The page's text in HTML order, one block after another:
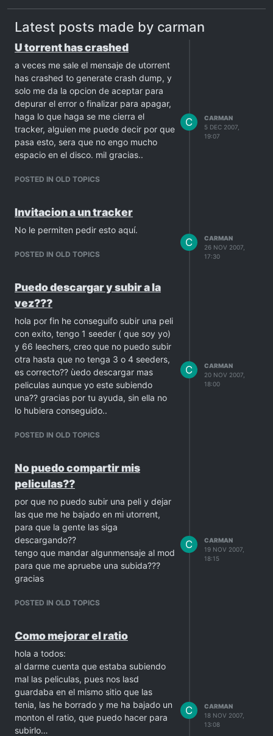
Latest posts made by carman
U torrent has crashed
a veces me sale el mensaje de utorrent
has crashed to generate crash dump, y
solo me da la opcion de aceptar para
depurar el error o finalizar para apagar,
haga lo que haga se me cierra el
tracker, alguien me puede decir por que
pasa esto, sera que no engo mucho
espacio en el disco. mil gracias..
POSTED IN OLD TOPICS
C
CARMAN
5 DEC 2007,
19:07
Invitacion a un tracker
No le permiten pedir esto aquí.
POSTED IN OLD TOPICS
C
CARMAN
26 NOV 2007,
17:30
Puedo descargar y subir a la
vez???
hola por fin he conseguifo subir una peli
con exito, tengo 1 seeder ( que soy yo)
y 66 leechers, creo que no puedo subir
otra hasta que no tenga 3 o 4 seeders,
es correcto?? ùedo descargar mas
peliculas aunque yo este subiendo
una?? gracias por tu ayuda, sin ella no
lo hubiera conseguido..
POSTED IN OLD TOPICS
C
CARMAN
20 NOV 2007,
18:00
No puedo compartir mis
peliculas??
por que no puedo subir una peli y dejar
las que me he bajado en mi utorrent,
para que la gente las siga
descargando??
tengo que mandar algunmensaje al mod
para que me apruebe una subida???
gracias
POSTED IN OLD TOPICS
C
CARMAN
19 NOV 2007,
18:15
Como mejorar el ratio
hola a todos:
al darme cuenta que estaba subiendo
mal las peliculas, pues nos lasd
guardaba en el mismo sitio que las
tenia, las he borrado y me ha bajado un
monton el ratio, que puedo hacer para
subirlo…
C
CARMAN
18 NOV 2007,
13:08